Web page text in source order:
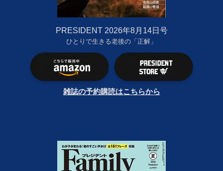
PRESIDENT 2026年8月14日号
ひとりで生きる老後の「正解」
雑誌の予約購読はこちらから